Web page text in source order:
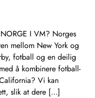
I VM? Norges
mellom New York og
fotball og en deilig
å kombinere fotball-
Vi kan
slik at dere […]